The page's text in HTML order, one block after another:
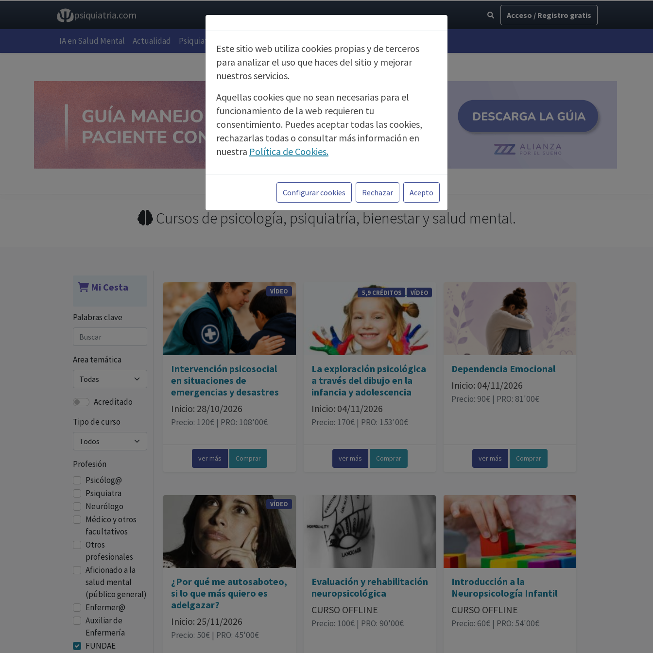
psiquiatria.com Acceso / Registro gratis
IA en Salud Mental Actualidad Psiquiatría
Este sitio web utiliza cookies propias y de terceros
para analizar el uso que haces del sitio y mejorar
nuestros servicios.
Aquellas cookies que no sean necesarias para el
funcionamiento de la web requieren tu
consentimiento. Puedes aceptar todas las cookies,
rechazarlas todas o consultar más información en
nuestra Política de Cookies.
Toda la información incluida en la Página Web está
referida a productos del mercado español y, por
tanto, dirigida a profesionales sanitarios legalmente
facultados para prescribir o dispensar
medicamentos con ejercicio profesional. La
prescribir medicamentos y decidir, en cada caso
concreto, el tratamiento más adecuado a las
necesidades del paciente.
Configurar cookies Rechazar Acepto
PUBLICIDAD
Cursos de psicología, psiquiatría, bienestar y salud mental.
Mi Cesta
Palabras clave
Area temática
Acreditado
Tipo de curso
Profesión
Psicólog@
Psiquiatra
Neurólogo
Médico y otros
facultativos
Otros
profesionales
Aficionado a la
salud mental
(público general)
Enfermer@
Auxiliar de
Enfermería
FUNDAE
VÍDEO
Intervención psicosocial
en situaciones de
emergencias y desastres
Inicio: 28/10/2026
Precio: 120€ | PRO: 108'00€
ver más Comprar
5,9 CRÉDITOS VÍDEO
La exploración psicológica
a través del dibujo en la
infancia y adolescencia
Inicio: 04/11/2026
Precio: 170€ | PRO: 153'00€
ver más Comprar
Dependencia Emocional
Inicio: 04/11/2026
Precio: 90€ | PRO: 81'00€
ver más Comprar
VÍDEO
¿Por qué me autosaboteo,
si lo que más quiero es
adelgazar?
Inicio: 25/11/2026
Precio: 50€ | PRO: 45'00€
Evaluación y rehabilitación
neuropsicológica
CURSO OFFLINE
Precio: 100€ | PRO: 90'00€
Introducción a la
Neuropsicología Infantil
CURSO OFFLINE
Precio: 60€ | PRO: 54'00€